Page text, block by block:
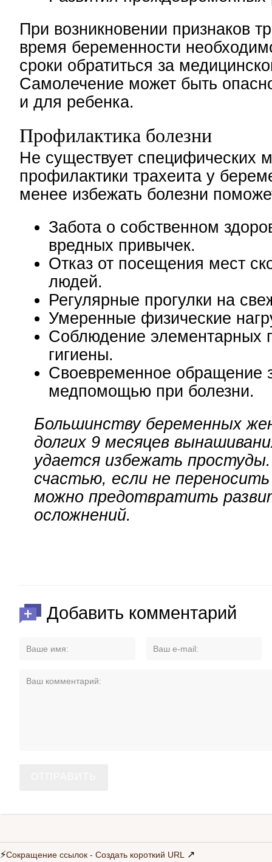
При возникновении признаков
время беременности
сроки обратиться за
Самолечение может быть
и для ребенка.
Профилактика болезни
Не существует специфических
профилактики трахеита у
менее избежать болезни
Забота о собственном
вредных привычек.
Отказ от посещения мест
людей.
Регулярные прогулки на
Умеренные физические
Соблюдение элементарных
гигиены.
Своевременное обращение
медпомощью при болезни.
Большинству беременных
долгих 9 месяцев
удается избежать
счастью, если не
можно предотвратить
осложнений.
Добавить комментарий
⚡Сокращение ссылок - Создать короткий URL ↗